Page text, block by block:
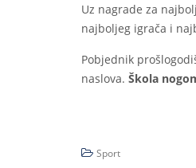
Uz nagrade za
najboljeg igrača i
Pobjednik
naslova. Škola
Sport